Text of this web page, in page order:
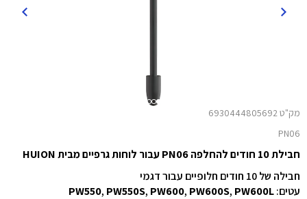
מק"ט 6930444805692
PN06
חבילת 10 חודים להחלפה PN06 עבור לוחות גרפיים מבית HUION
חבילה של 10 חודים חלופיים עבור דגמי
עטים:
PW550, PW550S, PW600, PW600S, PW600L